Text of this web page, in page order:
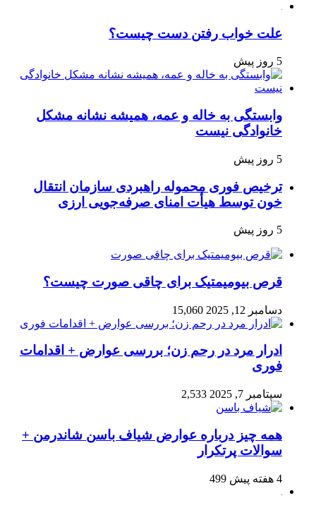
علت خواب رفتن دست چیست؟
5 روز پیش
وابستگی به خاله و عمه، همیشه نشانه مشکل
خانوادگی نیست
5 روز پیش
ترخیص فوری محموله راهبردی سازمان انتقال
خون توسط هیأت امنای صرفه‌جویی ارزی
5 روز پیش
قرص بیومیمتیک برای چاقی صورت چیست؟
دسامبر 12, 2025 15,060
ادرار مرد در رحم زن؛ بررسی عوارض + اقدامات
فوری
سپتامبر 7, 2025 2,533
همه چیز درباره عوارض شیاف باسن شاندرمن +
سوالات پرتکرار
4 هفته پیش 499